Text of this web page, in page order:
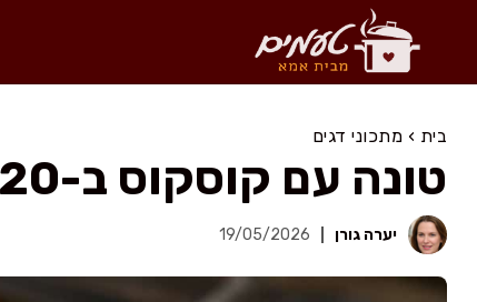
בית › מתכוני דגים
טונה עם קוסקוס ב-20 דק', בלי לבשל דג בכלל
יערה גורן 19/05/2026